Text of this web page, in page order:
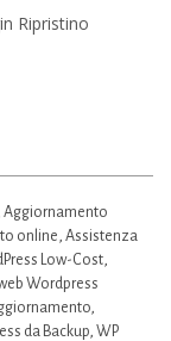
Ripristino
Aggiornamento
online, Assistenza
Low-Cost,
Wordpress
,
da Backup, WP